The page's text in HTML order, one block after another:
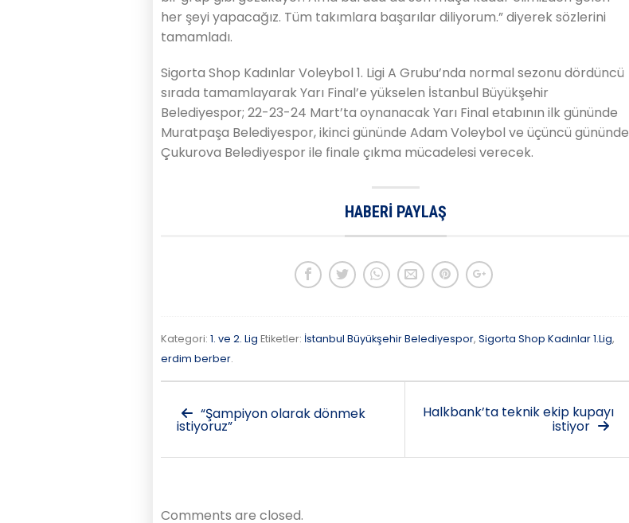
her şeyi yapacağız. Tüm takımlara başarılar diliyorum.” diyerek sözlerini
tamamladı.
Sigorta Shop Kadınlar Voleybol 1. Ligi A Grubu’nda normal sezonu dördüncü
sırada tamamlayarak Yarı Final’e yükselen İstanbul Büyükşehir
Belediyespor; 22-23-24 Mart’ta oynanacak Yarı Final etabının ilk gününde
Muratpaşa Belediyespor, ikinci gününde Adam Voleybol ve üçüncü gününde
Çukurova Belediyespor ile finale çıkma mücadelesi verecek.
HABERI PAYLAŞ
Kategori: 1. ve 2. Lig Etiketler: İstanbul Büyükşehir Belediyespor, Sigorta Shop Kadınlar 1.Lig,
erdim berber.
“Şampiyon olarak dönmek
istiyoruz”
Halkbank’ta teknik ekip kupayı
istiyor
Comments are closed.